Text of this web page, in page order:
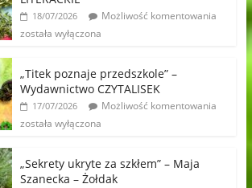
18/07/2026
Możliwość komentowania
została wyłączona
„Titek poznaje przedszkole” –
Wydawnictwo CZYTALISEK
17/07/2026
Możliwość komentowania
została wyłączona
„Sekrety ukryte za szkłem” – Maja
Szanecka – Żołdak